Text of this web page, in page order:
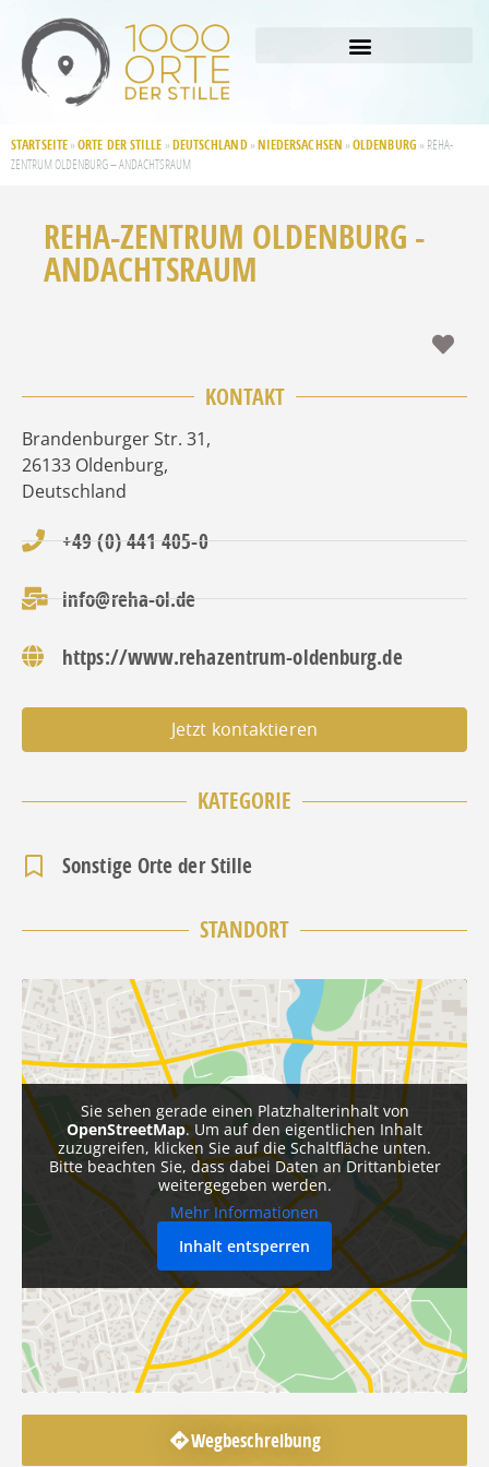
STARTSEITE » ORTE DER STILLE » DEUTSCHLAND» NIEDERSACHSEN » OLDENBURG » REHA-
ZENTRUM OLDENBURG – ANDACHTSRAUM
REHA-ZENTRUM OLDENBURG -
ANDACHTSRAUM
KONTAKT
Brandenburger Str. 31,
26133 Oldenburg,
Deutschland
+49 (0) 441 405-0
info@reha-ol.de
https://www.rehazentrum-oldenburg.de
Jetzt kontaktieren
KATEGORIE
Sonstige Orte der Stille
STANDORT
Sie sehen gerade einen Platzhalterinhalt von
OpenStreetMap. Um auf den eigentlichen Inhalt
zuzugreifen, klicken Sie auf die Schaltfläche unten.
Bitte beachten Sie, dass dabei Daten an Drittanbieter
weitergegeben werden.
Mehr Informationen
Inhalt entsperren
Wegbeschreibung